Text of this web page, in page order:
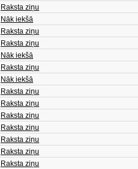
Raksta ziņu
Nāk iekšā
Raksta ziņu
Raksta ziņu
Nāk iekšā
Raksta ziņu
Nāk iekšā
Raksta ziņu
Raksta ziņu
Raksta ziņu
Raksta ziņu
Raksta ziņu
Raksta ziņu
Raksta ziņu